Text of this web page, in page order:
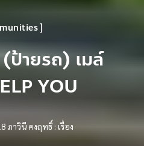
ป้ายรถ) เมล์
YOU
ภาวินี คงฤทธิ์ : เรื่อง